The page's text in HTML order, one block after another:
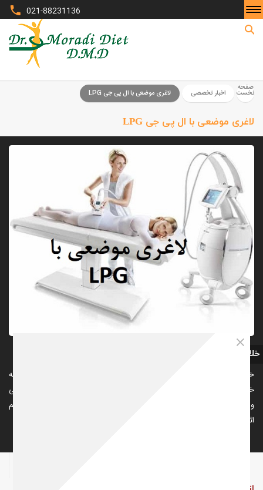
صفحه نخست
021-88231136
صفحه
نخست اخبار تخصصی لاغری موضعی با ال پی جی LPG
لاغری موضعی با ال پی جی LPG
خلاصه
خوشبختانه امروزه انواع روشهای لاغری موضعی وجود دارد که هر یک به نوبه
خود در این زمینه موثر هستند. در حال حاضر روش LPG یک روش غیر تهاجمی
و یکی از پرکاربردترین روشهای لاغری موضعی و درمان سلولیت است. مکانیسم
اثر این دستگاه ...